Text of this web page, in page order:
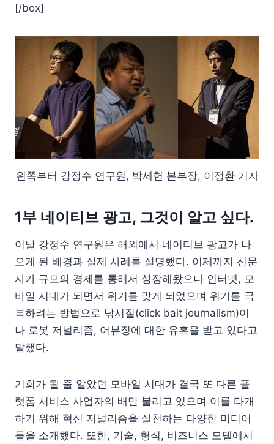
[/box]
왼쪽부터 강정수 연구원, 박세헌 본부장, 이정환 기자
1부 네이티브 광고, 그것이 알고 싶다.
이날 강정수 연구원은 해외에서 네이티브 광고가 나
오게 된 배경과 실제 사례를 설명했다. 이제까지 신문
사가 규모의 경제를 통해서 성장해왔으나 인터넷, 모
바일 시대가 되면서 위기를 맞게 되었으며 위기를 극
복하려는 방법으로 낚시질(click bait journalism)이
나 로봇 저널리즘, 어뷰징에 대한 유혹을 받고 있다고
말했다.
기회가 될 줄 알았던 모바일 시대가 결국 또 다른 플
랫폼 서비스 사업자의 배만 불리고 있으며 이를 타개
하기 위해 혁신 저널리즘을 실천하는 다양한 미디어
들을 소개했다. 또한, 기술, 형식, 비즈니스 모델에서